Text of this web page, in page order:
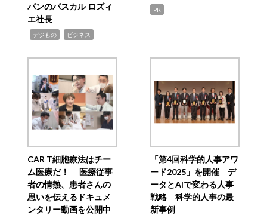
パンのパスカル ロズィ
エ社長
デジもの ビジネス
PR
CAR T細胞療法はチー
ム医療だ！ 医療従事
者の情熱、患者さんの
思いを伝えるドキュメ
ンタリー動画を公開中
「第4回科学的人事アワ
ード2025」を開催 デ
ータとAIで変わる人事
戦略 科学的人事の最
新事例